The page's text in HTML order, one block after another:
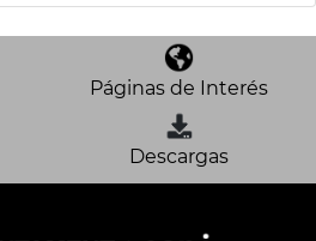
Páginas de Interés
Descargas